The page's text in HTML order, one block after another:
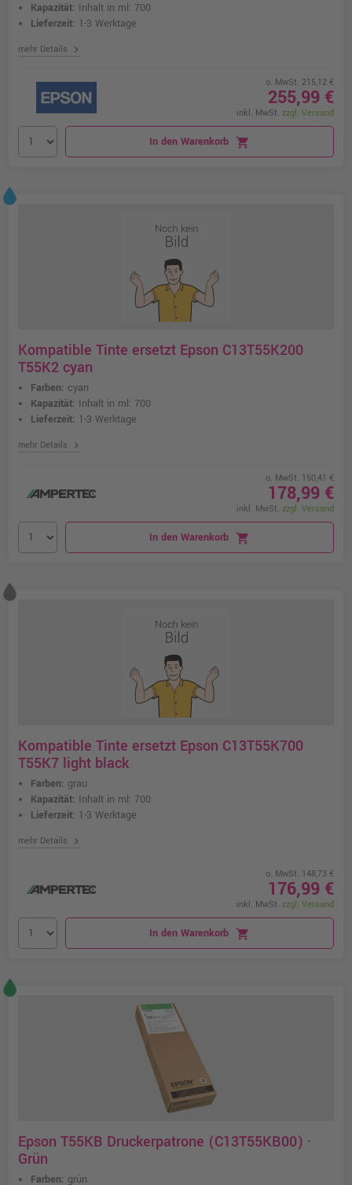
Kapazität: Inhalt in ml: 700
Lieferzeit: 1-3 Werktage
mehr Details chevron_right
o. MwSt. 215,12 €
255,99 €
inkl. MwSt. zzgl. Versand
In den Warenkorb shopping_cart
Kompatible Tinte ersetzt Epson C13T55K200
T55K2 cyan
Farben: cyan
Kapazität: Inhalt in ml: 700
Lieferzeit: 1-3 Werktage
mehr Details chevron_right
o. MwSt. 150,41 €
178,99 €
inkl. MwSt. zzgl. Versand
In den Warenkorb shopping_cart
Kompatible Tinte ersetzt Epson C13T55K700
T55K7 light black
Farben: grau
Kapazität: Inhalt in ml: 700
Lieferzeit: 1-3 Werktage
mehr Details chevron_right
o. MwSt. 148,73 €
176,99 €
inkl. MwSt. zzgl. Versand
In den Warenkorb shopping_cart
Epson T55KB Druckerpatrone (C13T55KB00) ·
Grün
Farben: grün